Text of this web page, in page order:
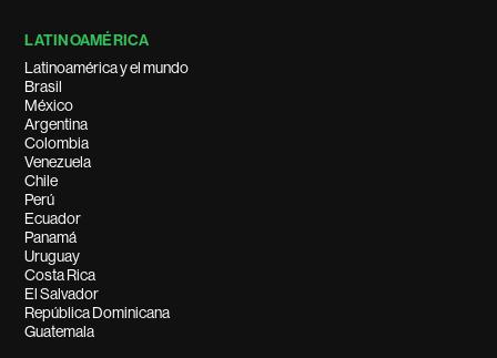
LATINOAMÉRICA
Latinoamérica y el mundo
Brasil
México
Argentina
Colombia
Venezuela
Chile
Perú
Ecuador
Panamá
Uruguay
Costa Rica
El Salvador
República Dominicana
Guatemala